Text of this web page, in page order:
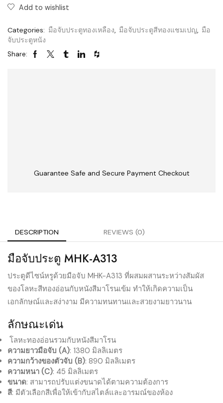
Add to wishlist
Categories: มือจับประตูทองเหลือง, มือจับประตูสีทองแชมเปญ, มือ
จับประตูหนัง
Share:
Guarantee Safe and Secure Payment Checkout
DESCRIPTION REVIEWS (0)
มือจับประตู MHK-A313
ประตูดีไซน์หรูด้วยมือจับ MHK-A313 ที่ผสมผสานระหว่างสัมผัส
ของโลหะสีทองอ่อนกับหนังสีมาโรนเข้ม ทำให้เกิดความเป็น
เอกลักษณ์และสง่างาม มีความทนทานและสวยงามยาวนาน
ลักษณะเด่น
โลหะทองอ่อนรวมกับหนังสีมาโรน
ความยาวมือจับ (A): 1380 มิลลิเมตร
ความกว้างของตัวจับ (B): 890 มิลลิเมตร
ความหนา (C): 45 มิลลิเมตร
ขนาด: สามารถปรับแต่งขนาดได้ตามความต้องการ
สี: มีตัวเลือกสีเพื่อให้เข้ากับสไตล์และอารมณ์ของห้อง